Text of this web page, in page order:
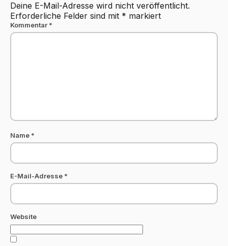
Deine E-Mail-Adresse wird nicht veröffentlicht.
Erforderliche Felder sind mit * markiert
Kommentar *
Name *
E-Mail-Adresse *
Website